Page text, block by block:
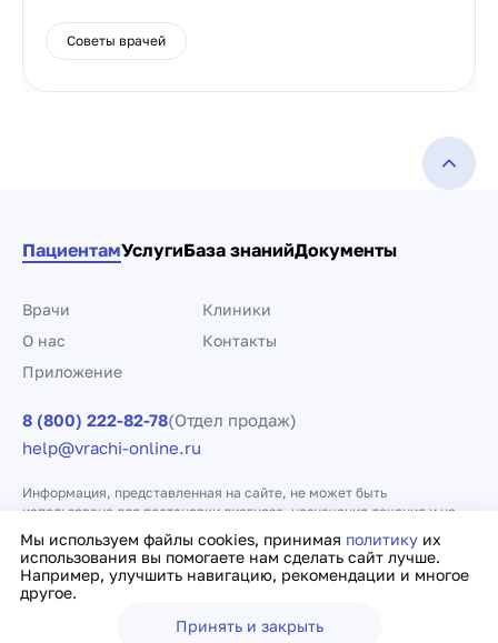
Советы врачей
Мы используем файлы cookies, принимая политику их
использования вы помогаете нам сделать сайт лучше.
Например, улучшить навигацию, рекомендации и многое
другое.
Принять и закрыть
ПациентамУслугиБаза знанийДокументы
Врачи
Клиники
О нас
Контакты
Приложение
8 (800) 222-82-78(Отдел продаж)
help@vrachi-online.ru
Информация, представленная на сайте, не может быть
использована для постановки диагноза, назначения лечения и не
заменяет прием врача.
Политика конфиденциальности Договор оферты